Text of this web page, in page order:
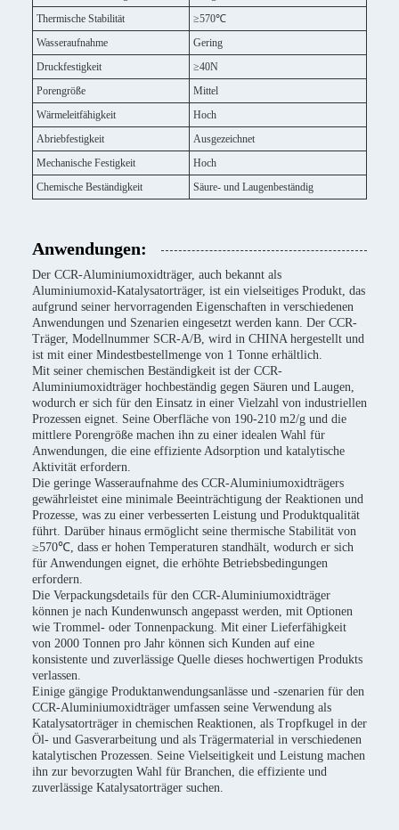
Thermische Stabilität
≥570℃
Wasseraufnahme
Gering
Druckfestigkeit
≥40N
Porengröße
Mittel
Wärmeleitfähigkeit
Hoch
Abriebfestigkeit
Ausgezeichnet
Mechanische Festigkeit
Hoch
Chemische Beständigkeit
Säure- und Laugenbeständig
Anwendungen:
Der CCR-Aluminiumoxidträger, auch bekannt als
Aluminiumoxid-Katalysatorträger, ist ein vielseitiges Produkt, das
aufgrund seiner hervorragenden Eigenschaften in verschiedenen
Anwendungen und Szenarien eingesetzt werden kann. Der CCR-
Träger, Modellnummer SCR-A/B, wird in CHINA hergestellt und
ist mit einer Mindestbestellmenge von 1 Tonne erhältlich.
Mit seiner chemischen Beständigkeit ist der CCR-
Aluminiumoxidträger hochbeständig gegen Säuren und Laugen,
wodurch er sich für den Einsatz in einer Vielzahl von industriellen
Prozessen eignet. Seine Oberfläche von 190-210 m2/g und die
mittlere Porengröße machen ihn zu einer idealen Wahl für
Anwendungen, die eine effiziente Adsorption und katalytische
Aktivität erfordern.
Die geringe Wasseraufnahme des CCR-Aluminiumoxidträgers
gewährleistet eine minimale Beeinträchtigung der Reaktionen und
Prozesse, was zu einer verbesserten Leistung und Produktqualität
führt. Darüber hinaus ermöglicht seine thermische Stabilität von
≥570℃, dass er hohen Temperaturen standhält, wodurch er sich
für Anwendungen eignet, die erhöhte Betriebsbedingungen
erfordern.
Die Verpackungsdetails für den CCR-Aluminiumoxidträger
können je nach Kundenwunsch angepasst werden, mit Optionen
wie Trommel- oder Tonnenpackung. Mit einer Lieferfähigkeit
von 2000 Tonnen pro Jahr können sich Kunden auf eine
konsistente und zuverlässige Quelle dieses hochwertigen Produkts
verlassen.
Einige gängige Produktanwendungsanlässe und -szenarien für den
CCR-Aluminiumoxidträger umfassen seine Verwendung als
Katalysatorträger in chemischen Reaktionen, als Tropfkugel in der
Öl- und Gasverarbeitung und als Trägermaterial in verschiedenen
katalytischen Prozessen. Seine Vielseitigkeit und Leistung machen
ihn zur bevorzugten Wahl für Branchen, die effiziente und
zuverlässige Katalysatorträger suchen.